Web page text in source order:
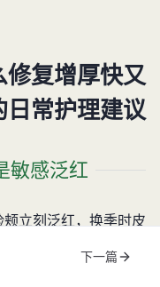
复增厚快又
常护理建议
敏感泛红
立刻泛红，换季时皮
一个根源：角质层变
下一篇